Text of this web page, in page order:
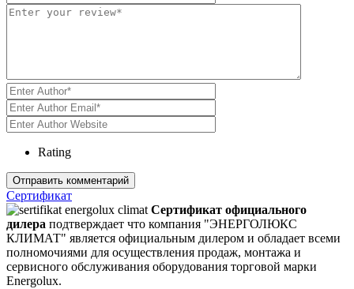
Rating
Сертификат
Сертификат официального
дилера подтверждает что компания "ЭНЕРГОЛЮКС
КЛИМАТ" является официальным дилером и обладает всеми
полномочиями для осуществления продаж, монтажа и
сервисного обслуживания оборудования торговой марки
Energolux.